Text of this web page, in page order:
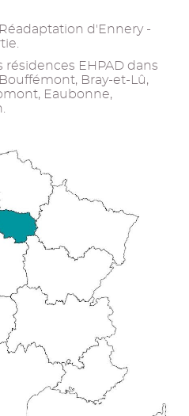
d'Ennery -
EHPAD dans
Bray-et-Lû,
Eaubonne,